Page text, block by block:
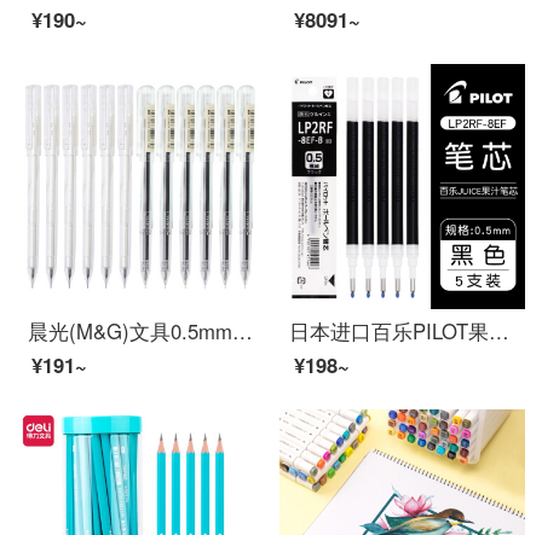
¥190~
¥8091~
晨光(M&G)文具0.5mm黑色中性笔 透明笔杆签字笔 本味系列水笔 12支/盒AGPB5902
¥191~
日本进口百乐PILOT果汁笔LJU-10EF水笔按动中性笔学生考试专用笔速干签字笔黑笔果汁笔芯0.5 黑色笔芯五支
¥198~